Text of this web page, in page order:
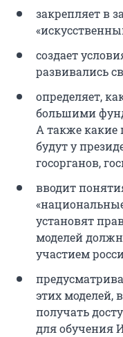
закрепляет в
создает
развивались
определяет,
большими
А также какие
будут у
госорганов,
вводит
установят
моделей
участием
этих моделей,
получать
для обучения